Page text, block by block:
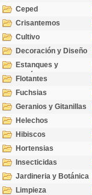
Ceped
Crisantemos
Cultivo
Decoración y Diseño
Estanques y
Acuáticas
Flotantes
Fuchsias
Geranios y Gitanillas
Helechos
Hibiscos
Hortensias
Insecticidas
Jardineria y Botánica
Limpieza